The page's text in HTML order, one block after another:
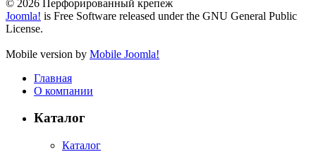
© 2026 Перфорированный крепеж
Joomla! is Free Software released under the GNU General Public
License.
Mobile version by Mobile Joomla!
Главная
О компании
Каталог
Каталог